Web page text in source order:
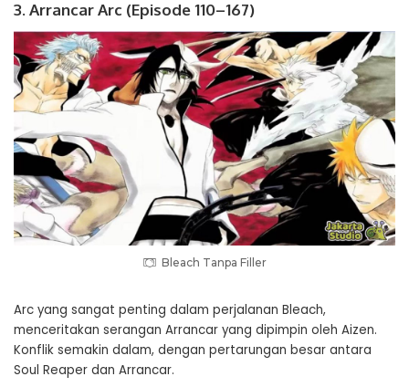
3. Arrancar Arc (Episode 110–167)
Bleach Tanpa Filler
Arc yang sangat penting dalam perjalanan Bleach,
menceritakan serangan Arrancar yang dipimpin oleh Aizen.
Konflik semakin dalam, dengan pertarungan besar antara
Soul Reaper dan Arrancar.